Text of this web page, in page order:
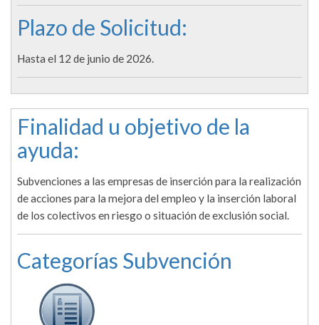
Plazo de Solicitud:
Hasta el 12 de junio de 2026.
Finalidad u objetivo de la
ayuda:
Subvenciones a las empresas de inserción para la realización
de acciones para la mejora del empleo y la inserción laboral
de los colectivos en riesgo o situación de exclusión social.
Categorías Subvención